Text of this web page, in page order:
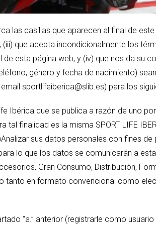
las casillas que aparecen al final de
que acepta incondicionalmente los
esta página web; y (iv) que nos da su
género y fecha de nacimiento)
sportlifeiberica@slib.es) para los
Ibérica que se publica a razón de uno
finalidad es la misma SPORT LIFE
sus datos personales con fines
lo que los datos se comunicarán a
Gran Consumo, Distribución,
tanto en formato convencional como
“a.” anterior (registrarle como